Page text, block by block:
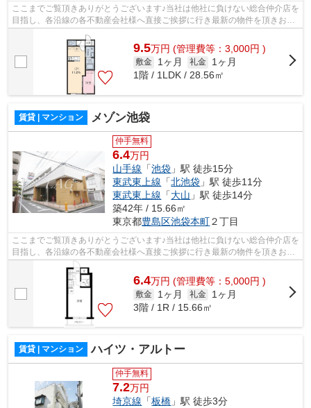
ここまでご覧頂きありがとうございます♪当社は他社に負けない総合仲介店を
目指し、各沿線の各不動産会社様へ直接ご挨拶に行き最新の物件を頂きお客
様へ提供しております！最新の情報は...
9.5万円 (管理費等：3,000円 )
敷金 1ヶ月 礼金
1ヶ月
1階 / 1LDK / 28.56㎡
賃貸 | マンション メゾン池袋
仲手無料
6.4万円
山手線 「池袋 」駅 徒歩15分
東武東上線 「北池袋 」駅 徒歩11分
東武東上線 「大山 」駅 徒歩14分
築42年 / 15.66㎡
東京都豊島区池袋本町２丁目
ここまでご覧頂きありがとうございます♪当社は他社に負けない総合仲介店を
目指し、各沿線の各不動産会社様へ直接ご挨拶に行き最新の物件を頂きお客
様へ提供しております！最新の情報は...
6.4万円 (管理費等：5,000円 )
敷金 1ヶ月 礼金
1ヶ月
3階 / 1R / 15.66㎡
賃貸 | マンション ハイツ・アルトー
仲手無料
7.2万円
埼京線 「板橋 」駅 徒歩3分